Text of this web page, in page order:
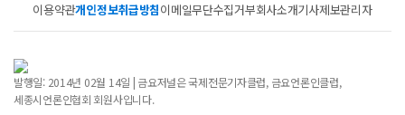
이용약관개인정보취급방침이메일무단수집거부회사소개기사제보관리자
발행일: 2014년 02월 14일 | 금요저널은 국제전문기자클럽, 금요언론인클럽,
세종시언론인협회 회원사입니다.